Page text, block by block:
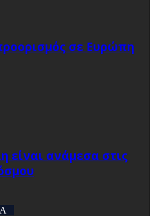
σε Ευρώπη
είναι ανάμεσα στις